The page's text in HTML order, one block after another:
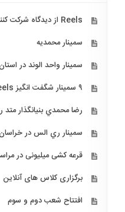
Reels از دیدگاه شرکت کنندگان در سمینار
سمینار محمدیه
سمینار واحد الوند در
۹ سمینار شگفت انگیز Reels در قزوین
رضا محمدي بنيانگذار متد ري
سمينار ري الس در
قرعه کشی میلیونی در
برگزاری کلاس های آنلاین
افتتاح شعب دوم و سوم